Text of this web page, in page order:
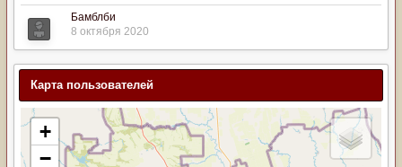
Бамблби
8 октября 2020
Карта пользователей